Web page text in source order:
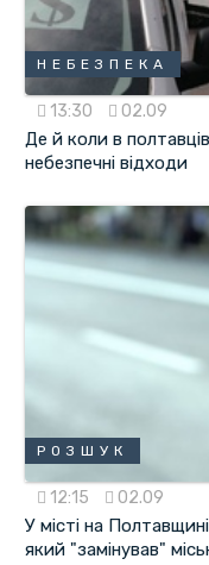
НЕБЕЗПЕКА
13:30 02.09
Де й коли в
небезпечні відходи
РОЗШУК
12:15 02.09
У місті на
який "замінував"